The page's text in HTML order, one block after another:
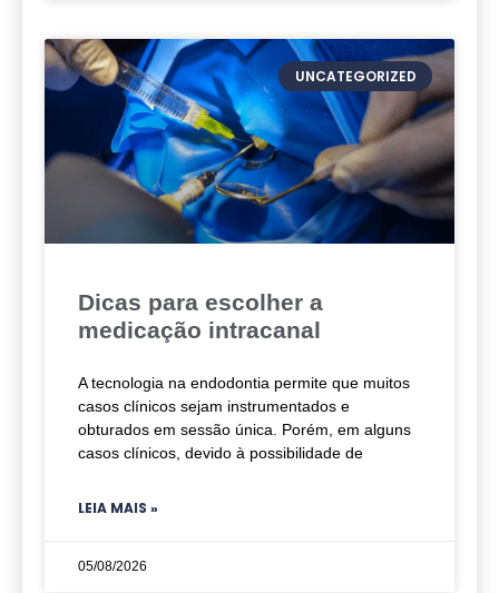
UNCATEGORIZED
Dicas para escolher a
medicação intracanal
A tecnologia na endodontia permite que muitos
casos clínicos sejam instrumentados e
obturados em sessão única. Porém, em alguns
casos clínicos, devido à possibilidade de
LEIA MAIS »
05/08/2026